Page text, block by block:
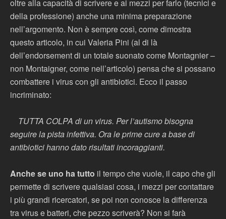
oltre alla capacità di scrivere e ai mezzi per farlo (tecnici e
della professione) anche una minima preparazione
nell’argomento. Non è sempre così, come dimostra
questo articolo, in cui Valeria Pini (al di là
dell’endorsement di un totale suonato come Montagnier –
non Montaigner, come nell’articolo) pensa che si possano
combattere i virus con gli antibiotici. Ecco il passo
incriminato:
TUTTA COLPA di un virus. Per l’autismo bisogna
seguire la pista infettiva. Ora le prime cure a base di
antibiotici hanno dato risultati incoraggianti.
Anche se uno ha tutto il tempo che vuole, il capo che gli
permette di scrivere qualsiasi cosa, i mezzi per contattare
i più grandi ricercatori, se poi non conosce la differenza
tra virus e batteri, che pezzo scriverà? Non si farà